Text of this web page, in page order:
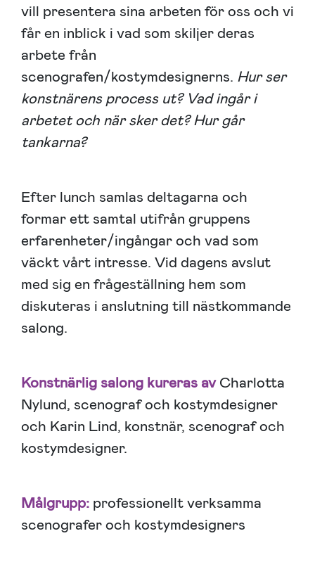
vill presentera sina arbeten för oss och vi
får en inblick i vad som skiljer deras
arbete från
scenografen/kostymdesignerns. Hur ser
konstnärens process ut? Vad ingår i
arbetet och när sker det? Hur går
tankarna?
Efter lunch samlas deltagarna och
formar ett samtal utifrån gruppens
erfarenheter/ingångar och vad som
väckt vårt intresse. Vid dagens avslut
med sig en frågeställning hem som
diskuteras i anslutning till nästkommande
salong.
Konstnärlig salong kureras avCharlotta
Nylund, scenograf och kostymdesigner
och Karin Lind, konstnär, scenograf och
kostymdesigner.
Målgrupp: professionellt verksamma
scenografer och kostymdesigners